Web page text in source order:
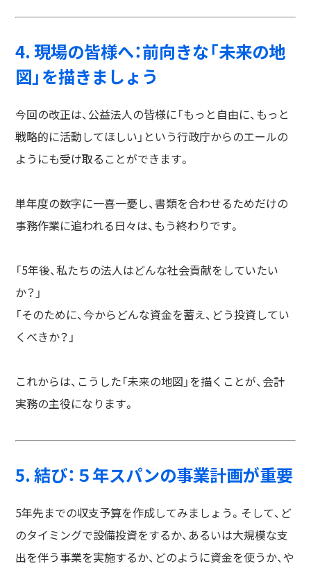
4. 現場の皆様へ：前向きな「未来の地
図」を描きましょう
今回の改正は、公益法人の皆様に「もっと自由に、もっと
戦略的に活動してほしい」という行政庁からのエールの
ようにも受け取ることができます。
単年度の数字に一喜一憂し、書類を合わせるためだけの
事務作業に追われる日々は、もう終わりです。
「5年後、私たちの法人はどんな社会貢献をしていたい
か？」
「そのために、今からどんな資金を蓄え、どう投資してい
くべきか？」
これからは、こうした「未来の地図」を描くことが、会計
実務の主役になります。
5. 結び：５年スパンの事業計画が重要
5年先までの収支予算を作成してみましょう。そして、ど
のタイミングで設備投資をするか、あるいは大規模な支
出を伴う事業を実施するか、どのように資金を使うか、や